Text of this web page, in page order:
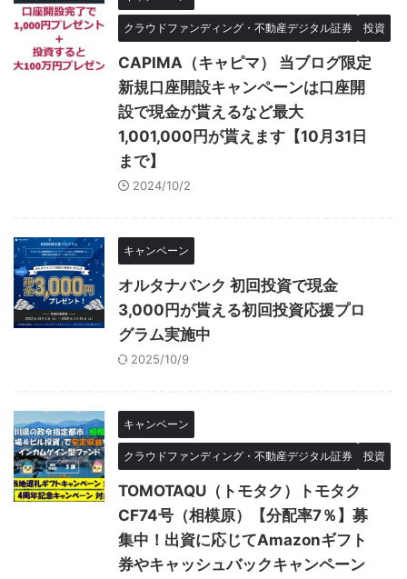
クラウドファンディング・不動産デジタル証券 投資
CAPIMA（キャピマ） 当ブログ限定
新規口座開設キャンペーンは口座開
設で現金が貰えるなど最大
1,001,000円が貰えます【10月31日
まで】
2024/10/2
キャンペーン
オルタナバンク 初回投資で現金
3,000円が貰える初回投資応援プロ
グラム実施中
2025/10/9
キャンペーン
クラウドファンディング・不動産デジタル証券 投資
TOMOTAQU（トモタク）トモタク
CF74号（相模原）【分配率7％】募
集中！出資に応じてAmazonギフト
券やキャッシュバックキャンペーン